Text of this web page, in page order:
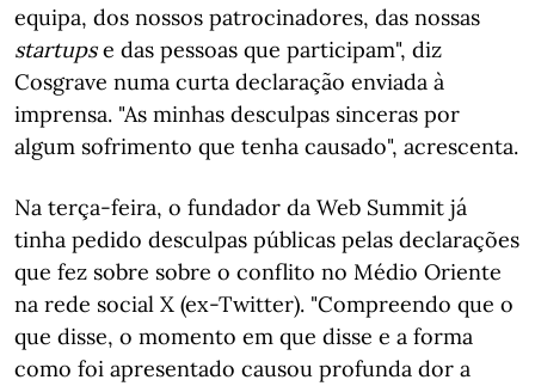
equipa, dos nossos patrocinadores, das nossas
startupse das pessoas que participam", diz
Cosgrave numa curta declaração enviada à
imprensa. "As minhas desculpas sinceras por
algum sofrimento que tenha causado", acrescenta.
Na terça-feira, o fundador da Web Summit já
tinha pedido desculpas públicas pelas declarações
que fez sobre sobre o conflito no Médio Oriente
na rede social X (ex-Twitter). "Compreendo que o
que disse, o momento em que disse e a forma
como foi apresentado causou profunda dor a